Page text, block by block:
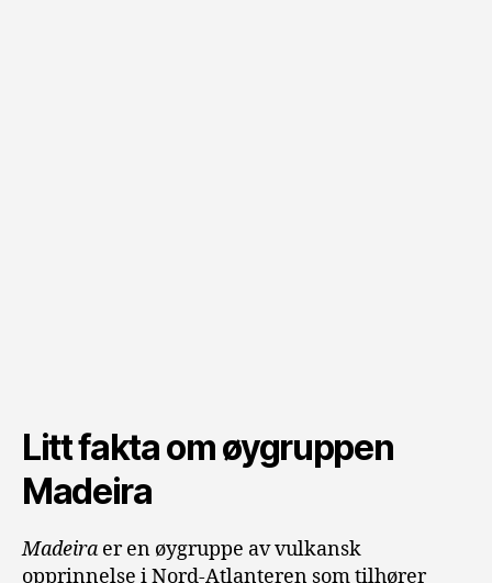
Litt fakta om øygruppen
Madeira
Madeira er en øygruppe av vulkansk
opprinnelse i Nord-Atlanteren som tilhører